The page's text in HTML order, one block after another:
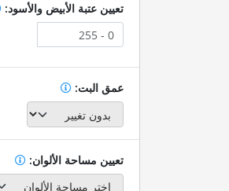
تعيين عتبة الأبيض والأسود:
عمق البت:
تعيين مساحة الألوان: